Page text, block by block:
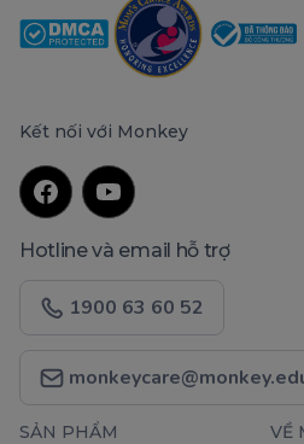
Kết nối với Monkey
Hotline và email hỗ trợ
1900 63 60 52
SẢN PHẨM VỀ